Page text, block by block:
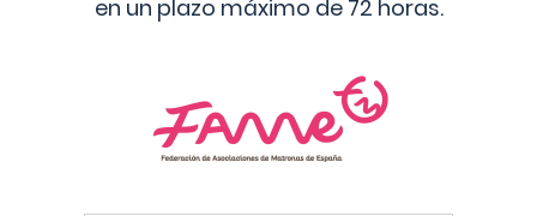
en un plazo máximo de 72 horas.